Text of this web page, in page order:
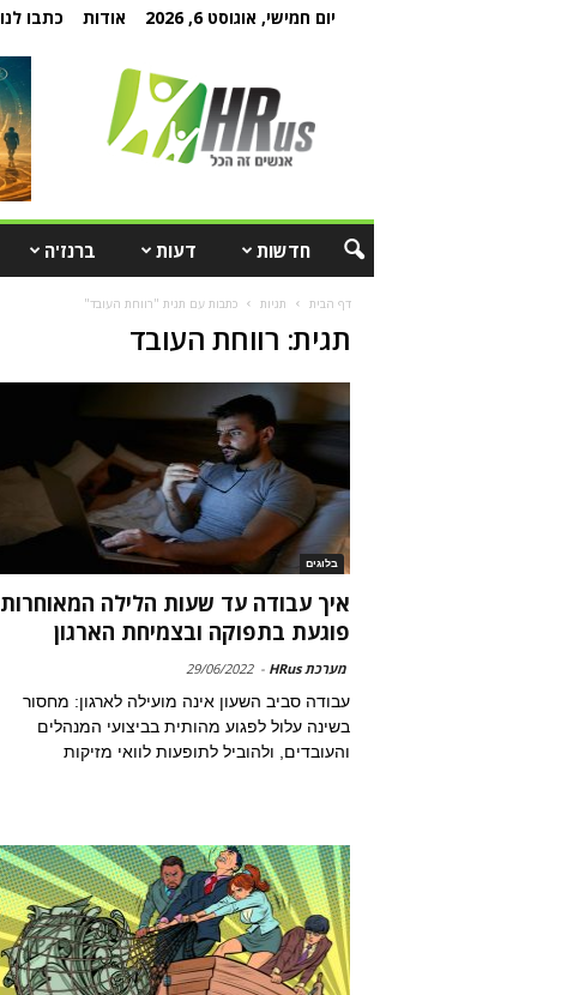
יום חמישי, אוגוסט 6, 2026 אודות כתבו לנו
חדשות דעות ברנז'ה
דף הבית תגיות כתבות עם תגית "רווחת העובד"
תגית: רווחת העובד
בלוגים
איך עבודה עד שעות הלילה המאוחרות
פוגעת בתפוקה ובצמיחת הארגון
מערכת HRus -
29/06/2022
עבודה סביב השעון אינה מועילה לארגון: מחסור
בשינה עלול לפגוע מהותית בביצועי המנהלים
והעובדים, ולהוביל לתופעות לוואי מזיקות